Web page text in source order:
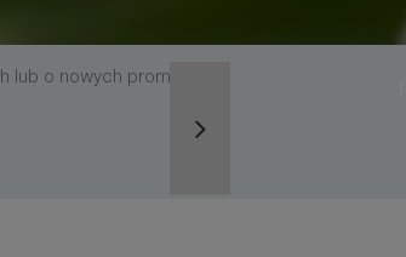
o nowych promocjach,